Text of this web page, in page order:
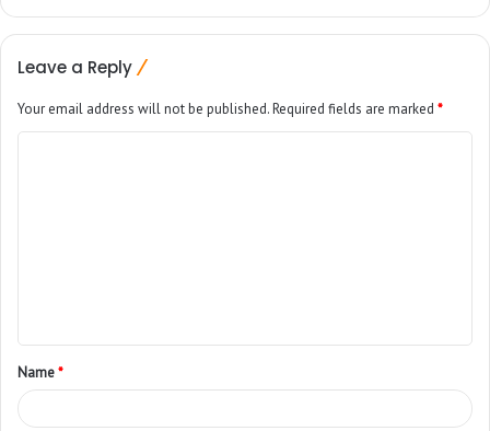
Leave a Reply
Your email address will not be published.Required fields are marked *
Name*